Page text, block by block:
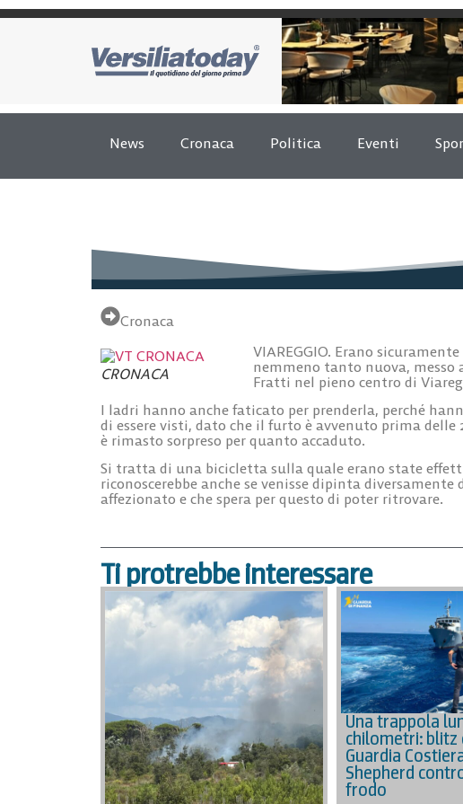
News Cronaca Politica Eventi
Cronaca
CRONACA
VIAREGGIO. Erano
nemmeno tanto nuova, messo
Fratti nel pieno centro di
I ladri hanno anche faticato per prenderla, perché
di essere visti, dato che il furto è avvenuto prima
è rimasto sorpreso per quanto accaduto.
Si tratta di una bicicletta sulla quale erano state
riconoscerebbe anche se venisse dipinta
affezionato e che spera per questo di poter ritrovare.
Ti protrebbe interessare
Una trappola
chilometri: blitz
Guardia
Shepherd
frodo